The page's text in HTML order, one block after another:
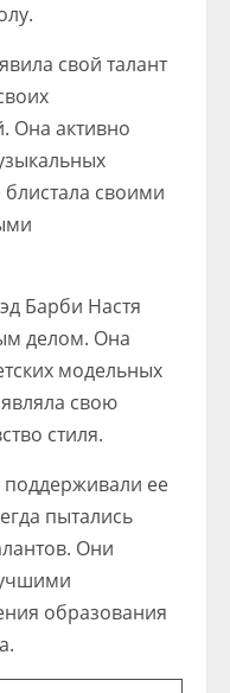
свой талант
Она активно
блистала своими
Барби Настя
делом. Она
модельных
свою
стиля.
поддерживали ее
пытались
Они
образования